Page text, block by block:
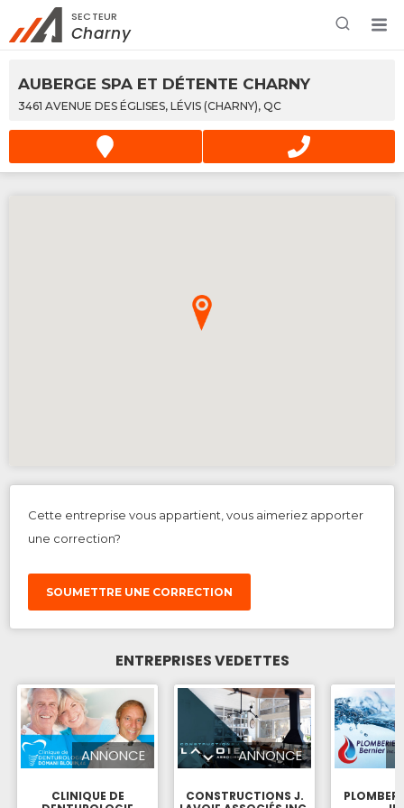
Rechercher à proximité - Entreprise / Rabais /
Services
SECTEUR
Charny
AUBERGE SPA ET DÉTENTE CHARNY
3461 AVENUE DES ÉGLISES, LÉVIS (CHARNY), QC
Cette entreprise vous appartient, vous aimeriez apporter
une correction?
SOUMETTRE UNE CORRECTION
ENTREPRISES VEDETTES
ANNONCE
CLINIQUE DE
ANNONCE
CONSTRUCTIONS J.